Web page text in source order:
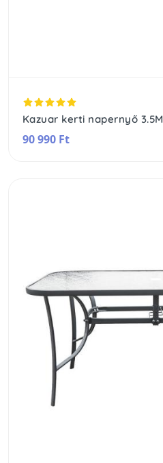
Kazuar kerti napernyő 3.5M
90 990 Ft